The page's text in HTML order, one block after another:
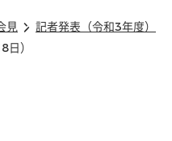
見
記者発表（令和3年度）
）